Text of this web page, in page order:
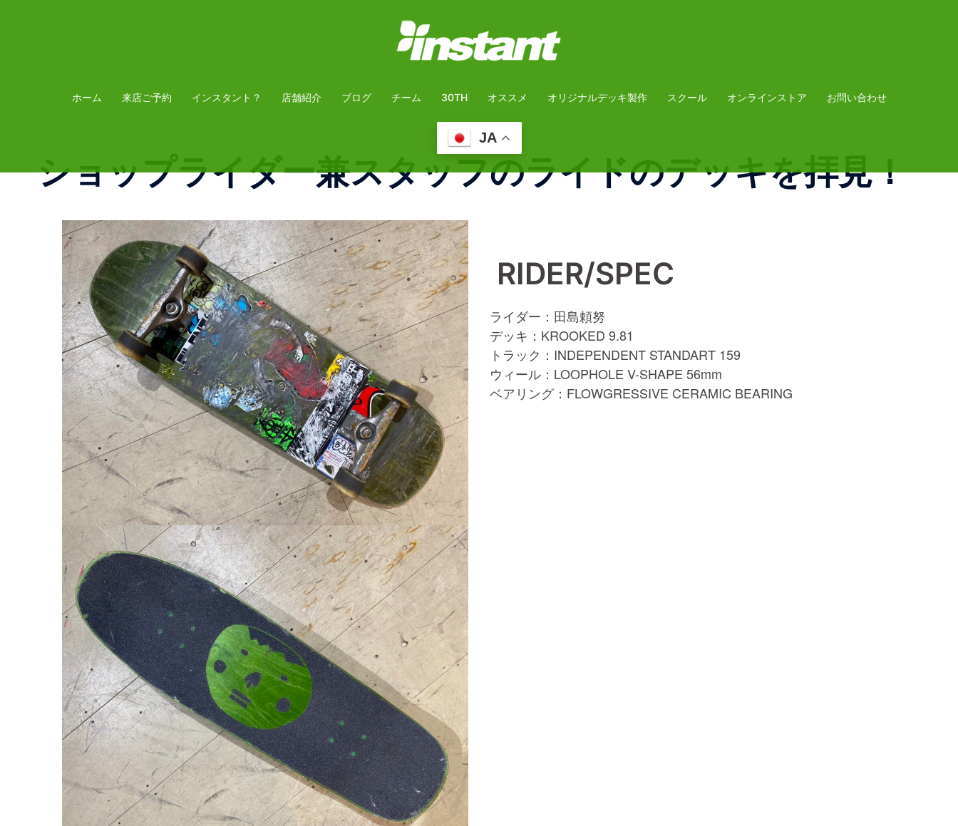
ホーム 来店ご予約 インスタント？ 店舗紹介 ブログ チーム 30TH オススメ オリジナルデッキ製作 スクール オンラインストア お問い合わせ
JA
ショップライダー兼スタッフのライドのデッキを拝見！
RIDER/SPEC
ライダー：田島頼努
デッキ：KROOKED 9.81
トラック：INDEPENDENT STANDART 159
ウィール：LOOPHOLE V-SHAPE 56mm
ベアリング：FLOWGRESSIVE CERAMIC BEARING